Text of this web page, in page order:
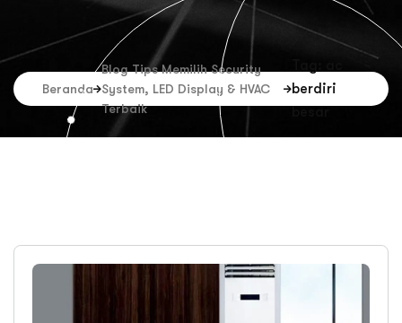
Beranda
Blog Tips Memilih Security
System, LED Display & HVAC
Terbaik
berdiri